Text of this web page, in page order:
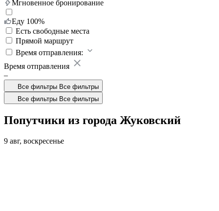
Мгновенное бронирование
Еду 100%
Есть свободные места
Прямой маршрут
Время отправления:
Время отправления
–
Все фильтры Все фильтры
Все фильтры Все фильтры
Попутчики из города Жуковский
9 авг, воскресенье